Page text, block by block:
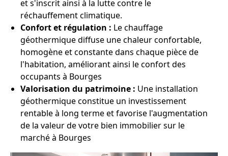
et s'inscrit ainsi à la lutte contre le
réchauffement climatique.
Confort et régulation : Le chauffage
géothermique diffuse une chaleur confortable,
homogène et constante dans chaque pièce de
l'habitation, améliorant ainsi le confort des
occupants à Bourges
Valorisation du patrimoine : Une installation
géothermique constitue un investissement
rentable à long terme et favorise l'augmentation
de la valeur de votre bien immobilier sur le
marché à Bourges